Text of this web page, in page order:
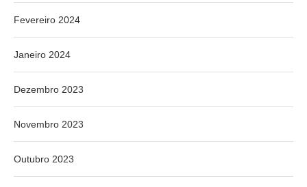
Fevereiro 2024
Janeiro 2024
Dezembro 2023
Novembro 2023
Outubro 2023